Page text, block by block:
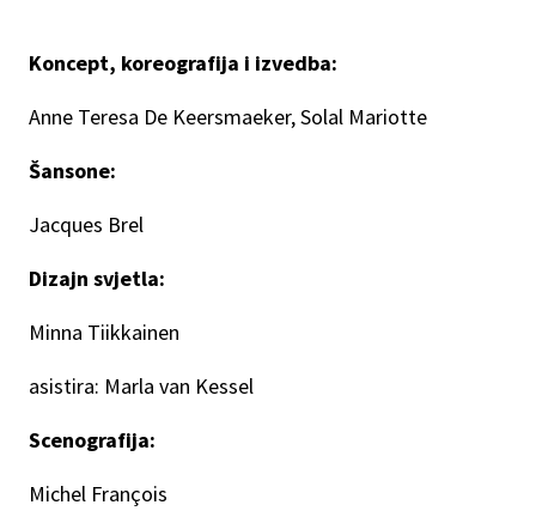
Koncept, koreografija i izvedba:
Anne Teresa De Keersmaeker, Solal Mariotte
Šansone:
Jacques Brel
Dizajn svjetla:
Minna Tiikkainen
asistira: Marla van Kessel
Scenografija:
Michel François